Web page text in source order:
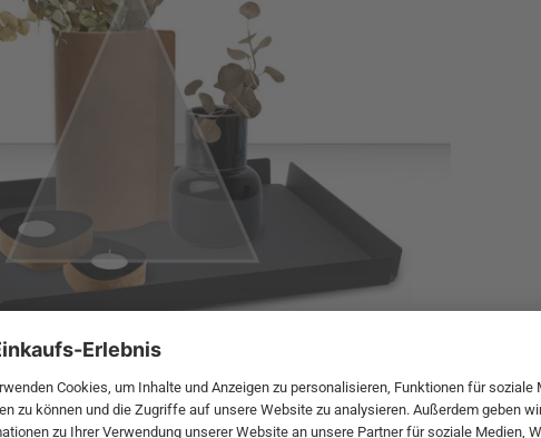
schaffen Sie eine möglichst deutliche Höhenstaffelung. Denn